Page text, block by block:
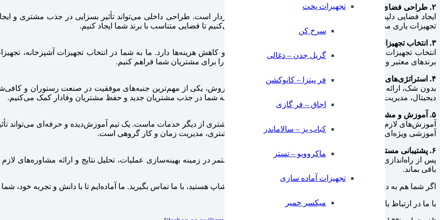
تجهیزات پخت
سرخ کن
گریل چدن – ذغالی
فر پیتزا – کانوکشن
⁠اجاق – فر گازی
کباب پز – سالاماندر
ماکروویو – تستر
تجهیزات آماده سازی
میکسر خمیر
۲. طراحی فضای داخلی:
ایجاد فضایی دلپذیر و جذاب برای مشتریان از اهمیت ویژه‌ای برخوردار است. طراحی داخلی می‌تواند تأثیر بسزایی در جذب مشتری و
تجهیزات یاری می‌کنیم و از مدرن‌ترین روش‌ها و سبک‌ها استفاده می‌کنیم تا فضایی متناسب با برند شما ایجاد کنیم.
۳. انتخاب تجهیزات:
انتخاب تجهیزات مناسب و با کیفیت، نقش کلیدی در بهبود کارایی و کاهش هزینه‌ها دارد. ما به شما در انتخاب تجهیزات آشپزخانه،
برندهای معتبر و با کیفیت استفاده می‌کنیم تا در نهایت بهترین تجربه را برای مشتریان شما فراهم کنیم.
۴. استراتژی‌های بازاریابی:
بدون شک، ارائه راهکارهای کارآمد برای جذب مشتری و افزایش فروش، یکی از مهم‌ترین جنبه‌های موفقیت در صنعت رستوران و
دیجیتال، مدیریت رسانه‌های اجتماعی، و برگزاری رویدادهای خاص، به شما در جذب مشتریان جدید و حفظ مشتریان وفادار کمک می‌کنیم.
۵. آموزش و مشاوره:
آموزش‌های لازم به پرسنل و مشاوره در زمینه مدیریت و خدمات مشتری از دیگر خدمات ماست. یک تیم آموزش‌دیده و حرفه‌ای می‌تواند
آموزشی ویژه‌ای را طراحی می‌کنیم که شامل تکنیک‌های خدمات مشتری، مدیریت زمان و کار گروهی است.
۶. پشتیبانی مستمر:
پس از راه‌اندازی، ما همچنان در کنار شما خواهیم بود. پشتیبانی مستمر در زمینه بهینه‌سازی عملیات، تحلیل نتایج و ارائه
باقی بماند.
اگر شما هم به دنبال راهی برای موفقیت در دنیای رستوران و کافی‌شاپ هستید، با ما تماس بگیرید. ما آماده‌ایم تا با دانش و تجربه خود،
با ما در ارتباط باشید و اولین قدم‌ها را به سوی موفقیت بردارید!